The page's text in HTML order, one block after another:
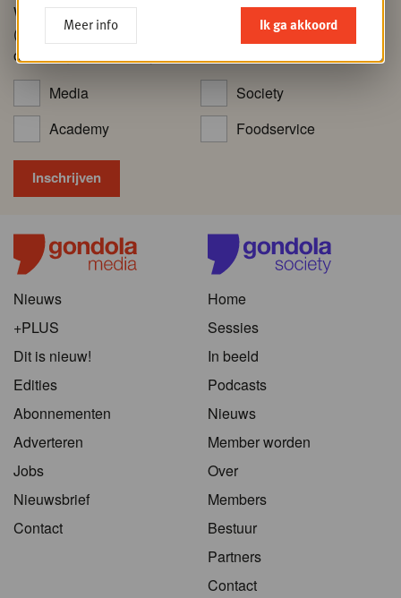
Wil je op de hoogte blijven van het laatste retailnieuws
(Magazine), onze evenementen (Society) of onze
opleidingen (Academy)?
Media
Society
Academy
Foodservice
Nieuws
+PLUS
Dit is nieuw!
Edities
Abonnementen
Adverteren
Jobs
Nieuwsbrief
Contact
Home
Sessies
In beeld
Podcasts
Nieuws
Member worden
Over
Members
Bestuur
Partners
Contact
Meer info Ik ga akkoord